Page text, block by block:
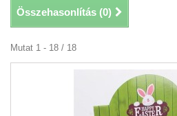
Összehasonlítás (0)
Mutat 1 - 18 / 18